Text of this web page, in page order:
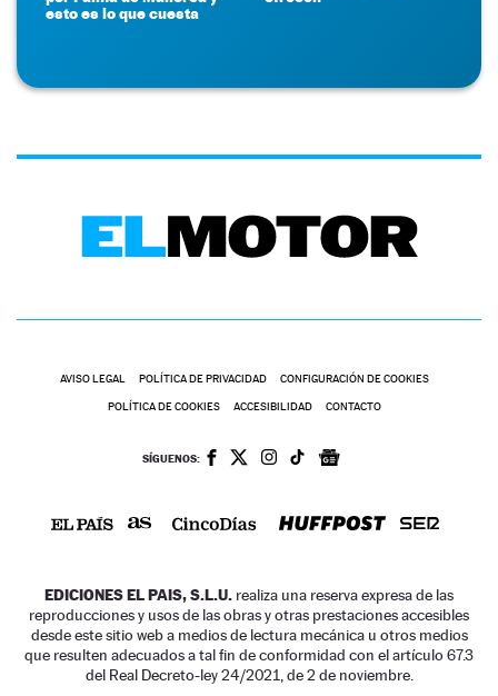
esto es lo que cuesta
AVISO LEGAL POLÍTICA DE PRIVACIDAD CONFIGURACIÓN DE COOKIES
POLÍTICA DE COOKIES ACCESIBILIDAD CONTACTO
SÍGUENOS:
EDICIONES EL PAIS, S.L.U. realiza una reserva expresa de las
reproducciones y usos de las obras y otras prestaciones accesibles
desde este sitio web a medios de lectura mecánica u otros medios
que resulten adecuados a tal fin de conformidad con el artículo 67.3
del Real Decreto-ley 24/2021, de 2 de noviembre.